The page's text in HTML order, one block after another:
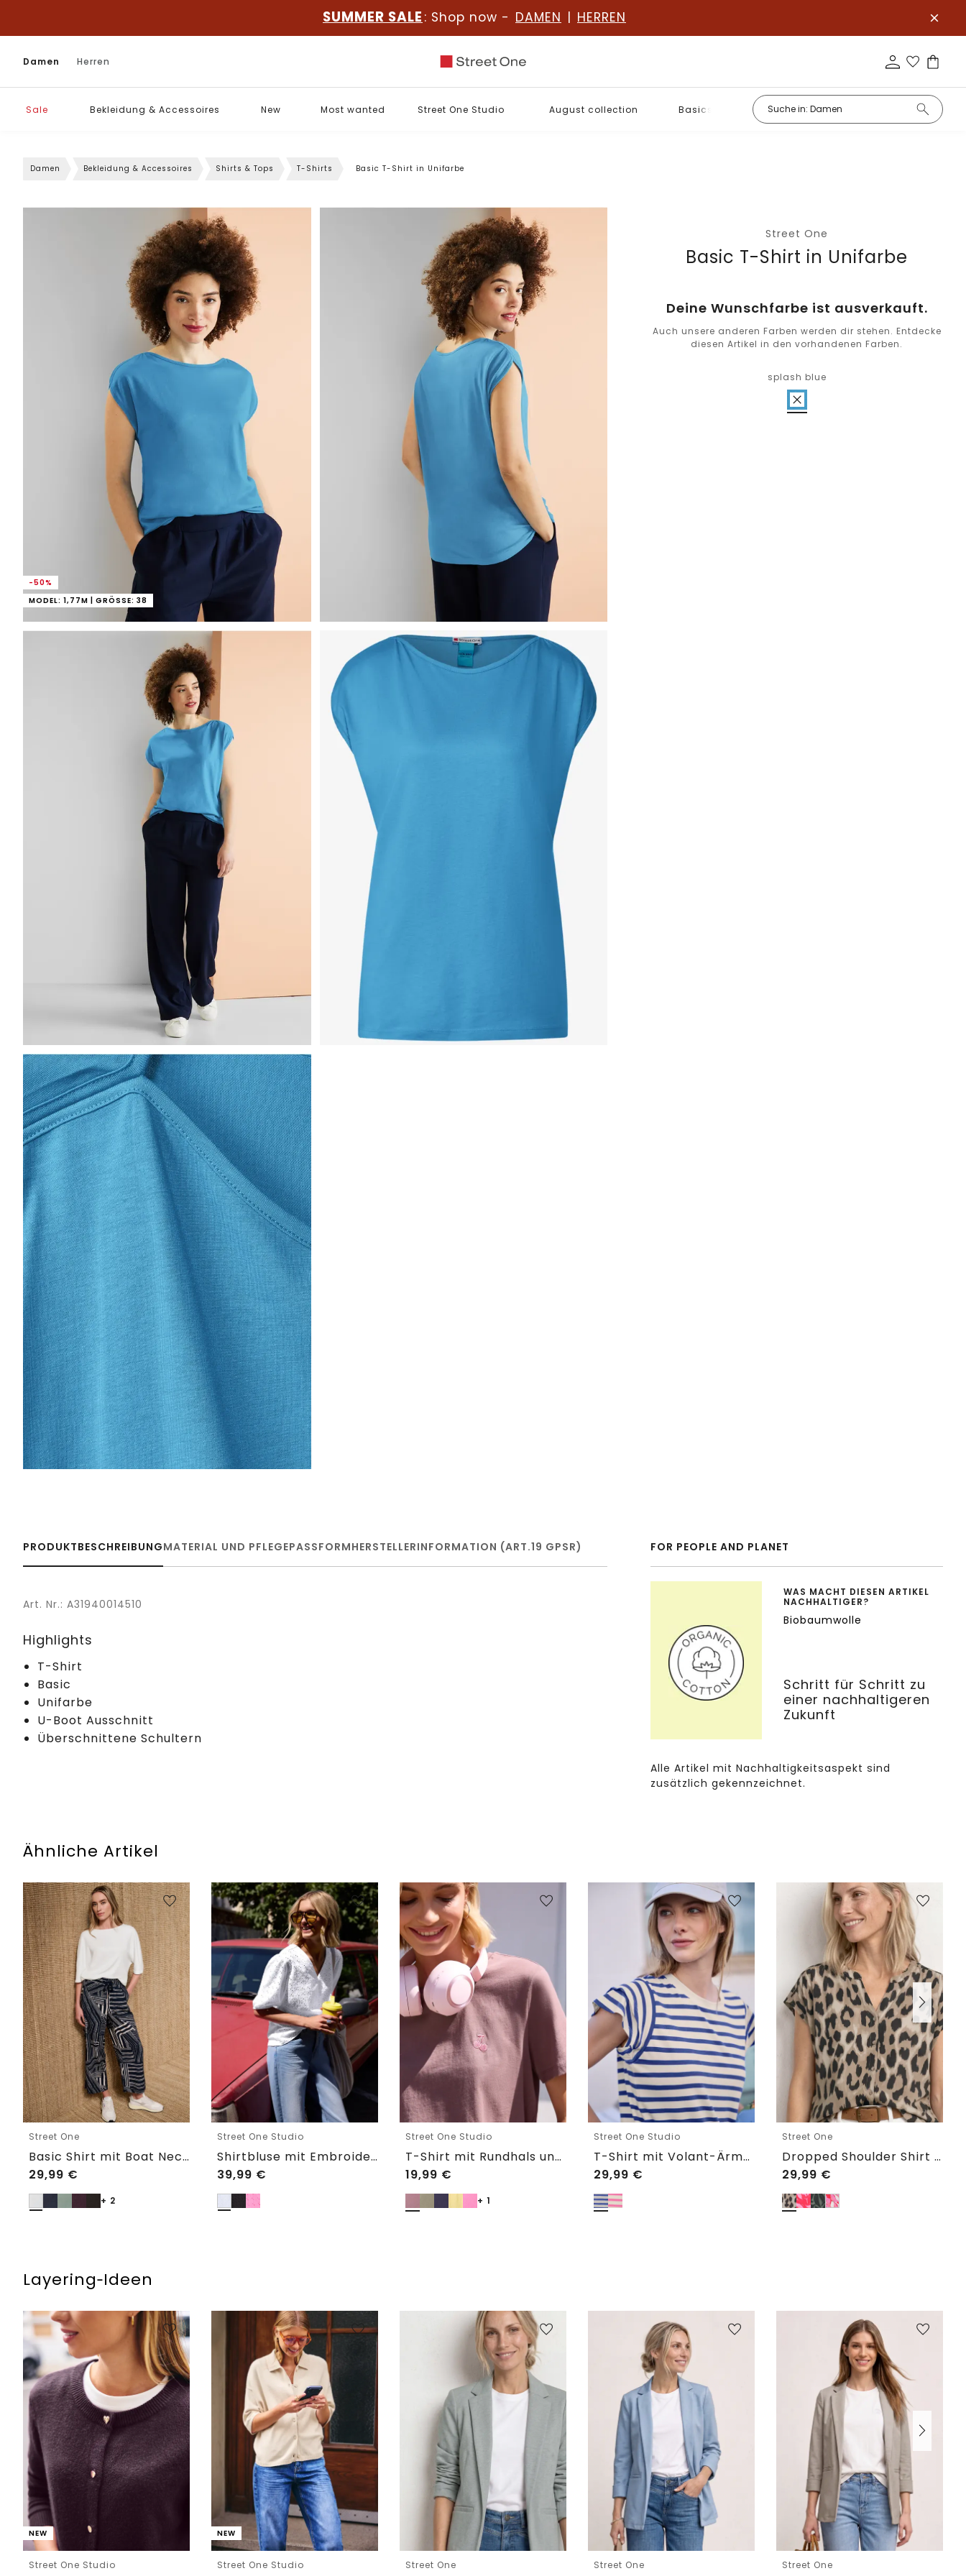
SUMMER SALE : Shop now - DAMEN | HERREN
Damen Herren
Sale Bekleidung & Accessoires New Most wanted Street One Studio August collection Basics
Damen Bekleidung & Accessoires Shirts & Tops T-Shirts Basic T-Shirt in Unifarbe
-50%
MODEL: 1,77M | GRÖSSE: 38
Street One
Basic T-Shirt in Unifarbe
Deine Wunschfarbe ist ausverkauft.
Auch unsere anderen Farben werden dir stehen. Entdecke
diesen Artikel in den vorhandenen Farben.
splash blue
PRODUKTBESCHREIBUNGMATERIAL UND PFLEGEPASSFORMHERSTELLERINFORMATION (ART.19 GPSR)
Art. Nr.: A31940014510
Highlights
T-Shirt
Basic
Unifarbe
U-Boot Ausschnitt
Überschnittene Schultern
FOR PEOPLE AND PLANET
WAS MACHT DIESEN ARTIKEL
NACHHALTIGER?
Biobaumwolle
Schritt für Schritt zu
einer nachhaltigeren
Zukunft
Alle Artikel mit Nachhaltigkeitsaspekt sind
zusätzlich gekennzeichnet.
Ähnliche Artikel
Street One
Basic Shirt mit Boat Neck und Elastikbund
29,99 €
+ 2
Street One Studio
Shirtbluse mit Embroidery-Front
39,99 €
Street One Studio
T-Shirt mit Rundhals und Embroidery-Detail
19,99 €
+ 1
Street One Studio
T-Shirt mit Volant-Ärmeln und Print
29,99 €
Street One
Dropped Shoulder Shirt im Blusen-Look
29,99 €
Layering‑Ideen
NEW
Street One Studio
NEW
Street One Studio Street One Street One Street One